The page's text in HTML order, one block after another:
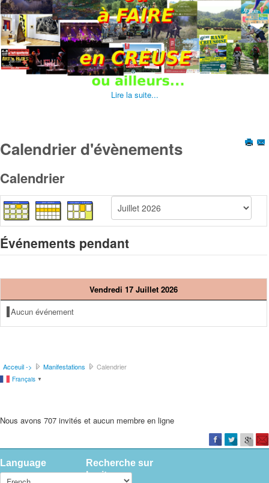
Lire la suite...
Calendrier d'évènements
Calendrier
Événements pendant
Vendredi 17 Juillet 2026
Aucun événement
Acceuil -> Manifestations Calendrier
Français ▼
Nous avons 707 invités et aucun membre en ligne
Language
Recherche sur
le site